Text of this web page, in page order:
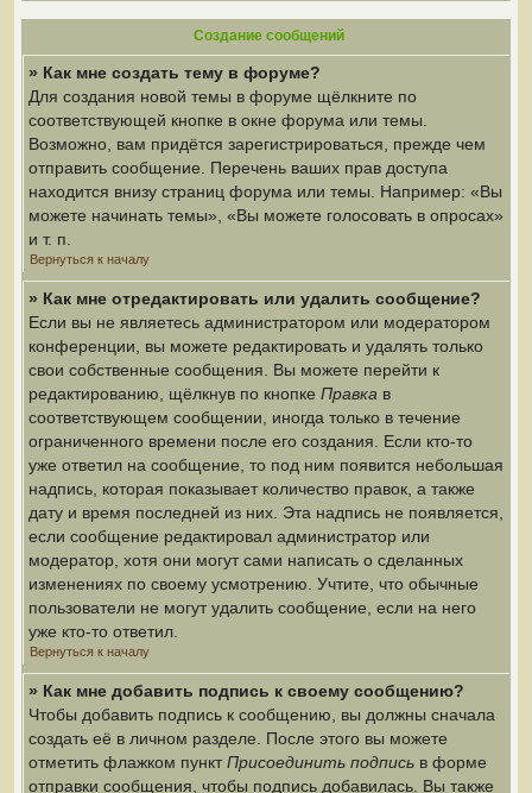
Создание сообщений
» Как мне создать тему в форуме?
Для создания новой темы в форуме щёлкните по
соответствующей кнопке в окне форума или темы.
Возможно, вам придётся зарегистрироваться, прежде чем
отправить сообщение. Перечень ваших прав доступа
находится внизу страниц форума или темы. Например: «Вы
можете начинать темы», «Вы можете голосовать в опросах»
и т. п.
Вернуться к началу
» Как мне отредактировать или удалить сообщение?
Если вы не являетесь администратором или модератором
конференции, вы можете редактировать и удалять только
свои собственные сообщения. Вы можете перейти к
редактированию, щёлкнув по кнопке Правка в
соответствующем сообщении, иногда только в течение
ограниченного времени после его создания. Если кто-то
уже ответил на сообщение, то под ним появится небольшая
надпись, которая показывает количество правок, а также
дату и время последней из них. Эта надпись не появляется,
если сообщение редактировал администратор или
модератор, хотя они могут сами написать о сделанных
изменениях по своему усмотрению. Учтите, что обычные
пользователи не могут удалить сообщение, если на него
уже кто-то ответил.
Вернуться к началу
» Как мне добавить подпись к своему сообщению?
Чтобы добавить подпись к сообщению, вы должны сначала
создать её в личном разделе. После этого вы можете
отметить флажком пунктПрисоединить подпись в форме
отправки сообщения, чтобы подпись добавилась. Вы также